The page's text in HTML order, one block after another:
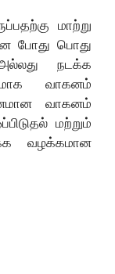
மாற்று
போது பொது
நடக்க
வாகனம்
வாகனம்
மற்றும்
வழக்கமான